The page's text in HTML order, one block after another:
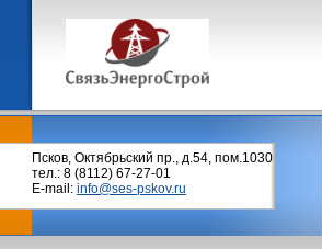
Псков, Октябрьский пр., д.54, пом.1030
тел.: 8 (8112) 67-27-01
E-mail: info@ses-pskov.ru